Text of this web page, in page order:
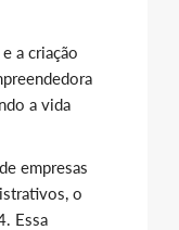
a criação
a vida
empresas
o
Essa